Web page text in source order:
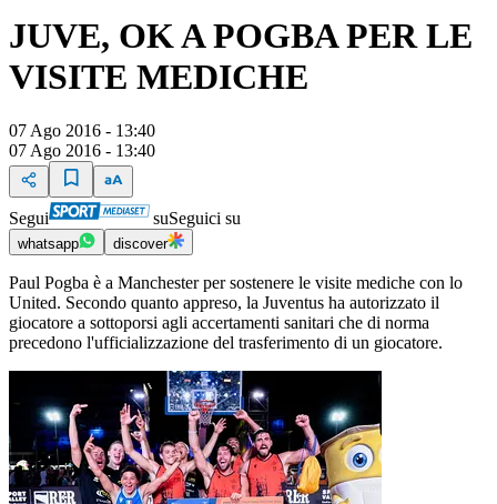
JUVE, OK A POGBA PER LE
VISITE MEDICHE
07 Ago 2016 - 13:40
07 Ago 2016 - 13:40
Segui suSeguici su
whatsapp discover
Paul Pogba è a Manchester per sostenere le visite mediche con lo
United. Secondo quanto appreso, la Juventus ha autorizzato il
giocatore a sottoporsi agli accertamenti sanitari che di norma
precedono l'ufficializzazione del trasferimento di un giocatore.